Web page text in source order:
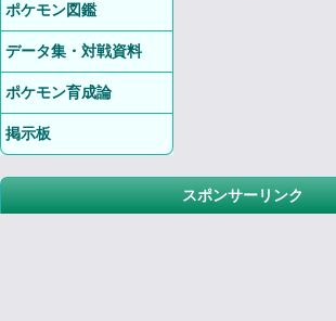
ポケモン図鑑
データ集・対戦資料
ポケモン育成論
掲示板
スポンサーリンク